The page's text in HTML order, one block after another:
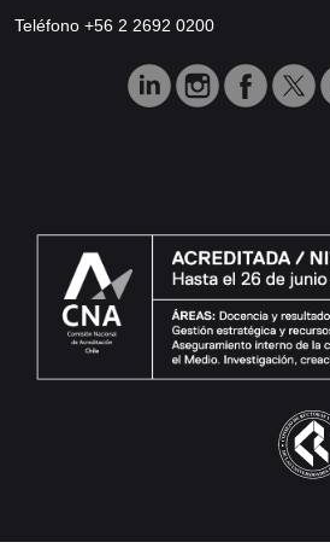
Teléfono +56 2 2692 0200